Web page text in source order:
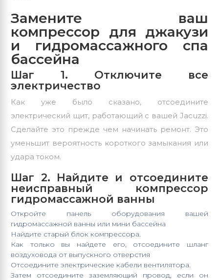
Замените ваш
компрессор для джакузи
и гидромассажного спа
бассейна
Шаг 1. Отключите все
электричество
Как уже было сказано, отсоедините
электрический щит, работающий с вашей Jacuzzi.
Сделайте это прежде чем начинать ремонт. Это
уменьшит вероятность короткого замыкания или
удара током.
Шаг 2. Найдите и отсоедините
неисправный компрессор
гидромассажной ванны
Откройте панель оборудования вашей
гидромассажной ванны или мини бассейна
Найдите старый блок компрессора.
Как только вы найдете его, отсоедините шланг
воздуховода от выпускного отверстия
Отсоедините электрические кабели вентилятора.
Затем отсоедините заземляющий провод, если он